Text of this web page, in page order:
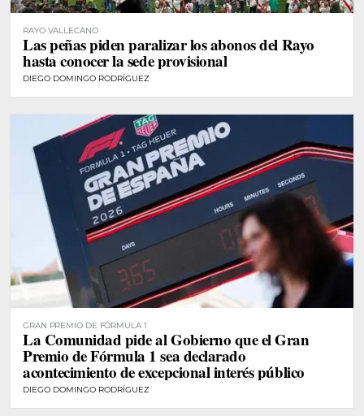
RAYO VALLECANO
Las peñas piden paralizar los abonos del Rayo
hasta conocer la sede provisional
DIEGO DOMINGO RODRÍGUEZ
GRAN PREMIO DE FÓRMULA 1
La Comunidad pide al Gobierno que el Gran
Premio de Fórmula 1 sea declarado
acontecimiento de excepcional interés público
DIEGO DOMINGO RODRÍGUEZ